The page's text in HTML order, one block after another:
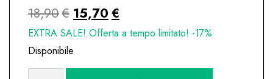
18,90€ Il
prezzo
originale
era:
15,70 €
prezzo
è:
EXTRA SALE! Offerta a tempo limitato! -17%
Disponibile